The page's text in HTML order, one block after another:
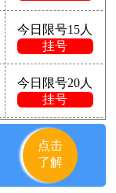
今日限号15人
挂号
今日限号20人
挂号
点击
了解